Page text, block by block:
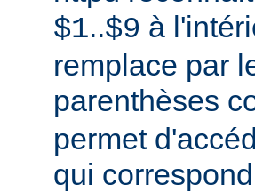
$1..$9 à
remplace par
parenthèses
permet
qui